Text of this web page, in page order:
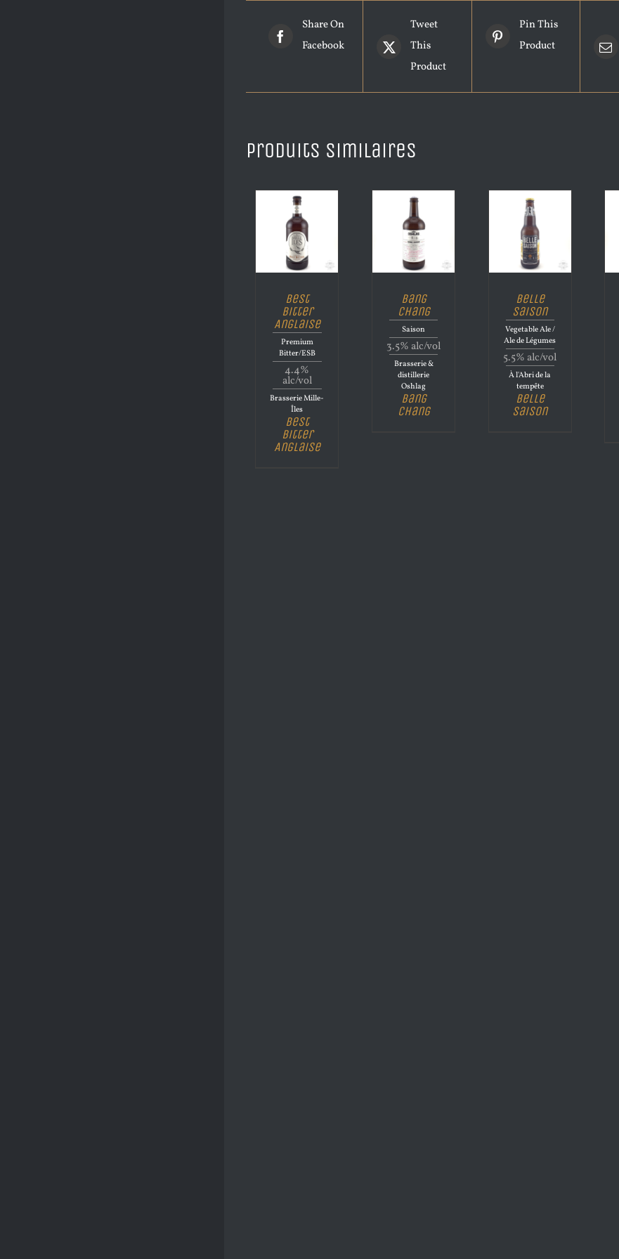
Share On
Facebook
Tweet
This
Product
Pin This
Product
Produits similaires
Best
Bitter
Anglaise
Premium
Bitter/ESB
4.4%
alc/vol
Brasserie Mille-
Îles
Best
Bitter
Anglaise
Bang
Chang
Saison
3.5% alc/vol
Brasserie &
distillerie
Oshlag
Bang
Chang
Belle
Saison
Vegetable Ale /
Ale de Légumes
5.5% alc/vol
À l'Abri de la
tempête
Belle
Saison